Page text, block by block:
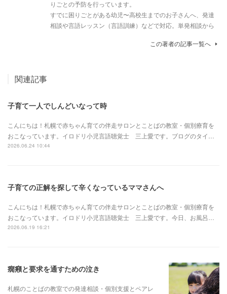
りごとの予防を行っています。
すでに困りごとがある幼児〜高校生までのお子さんへ、発達
相談や言語レッスン（言語訓練）などで対応。単発相談から
この著者の記事一覧へ
関連記事
子育て一人でしんどいなって時
こんにちは！札幌で赤ちゃん育ての伴走サロンとことばの教室・個別療育を
おこなっています。イロドリ小児言語聴覚士 三上愛です。ブログのタイ…
2026.06.24 10:44
子育ての正解を探して辛くなっているママさんへ
こんにちは！札幌で赤ちゃん育ての伴走サロンとことばの教室・個別療育を
おこなっています。イロドリ小児言語聴覚士 三上愛です。今日、お風呂…
2026.06.19 16:21
癇癪と要求を通すための泣き
札幌のことばの教室での発達相談・個別支援とペアレ